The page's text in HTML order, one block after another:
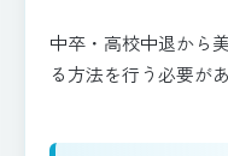
中卒・高校中退から
る方法を行う必要が